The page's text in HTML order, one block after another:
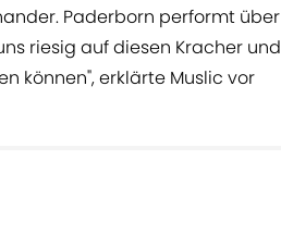
Paderborn performt über
riesig auf diesen Kracher und
können", erklärte Muslic vor